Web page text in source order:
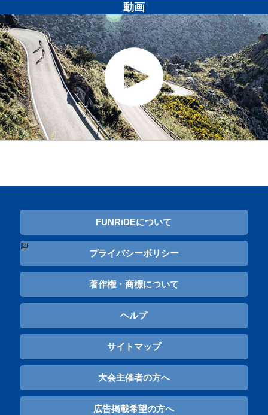
動画
FUNRiDEについて
プライバシーポリシー
著作権・商標について
ヘルプ
サイトマップ
大会主催者の方へ
広告掲載希望の方へ